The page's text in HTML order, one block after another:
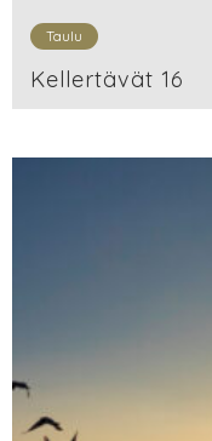
Taulu
Kellertävät 16